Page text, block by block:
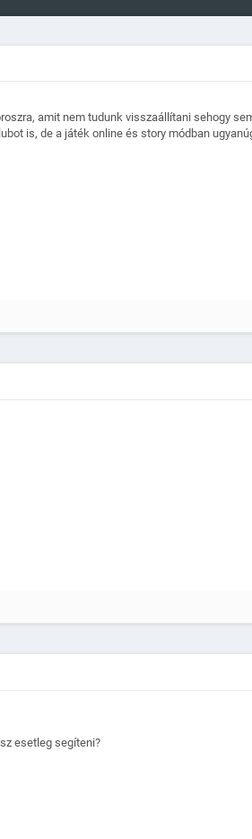
amit nem tudunk visszaállítani sehogy
is, de a játék online és story módban
esetleg segíteni?